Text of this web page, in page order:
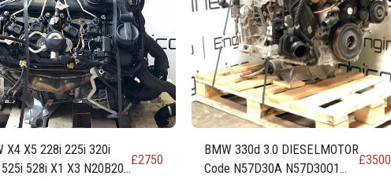
X4 X5 228i 225i 320i
528i X1 X3 N20B20
£2750
BMW 330d 3.0 DIESELMOTOR
Code N57D30A N57D30O1
£3500